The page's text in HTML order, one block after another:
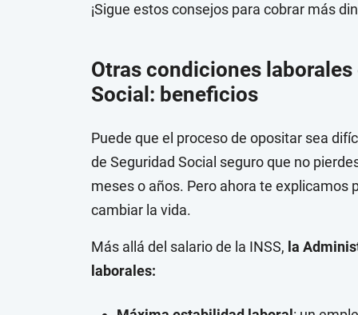
¡Sigue estos consejos para cobrar más
Otras condiciones
Social: beneficios
Puede que el proceso de opositar sea
de Seguridad Social seguro que no
meses o años. Pero ahora te explicamos
cambiar la vida.
Más allá del salario de la INSS, la
laborales: